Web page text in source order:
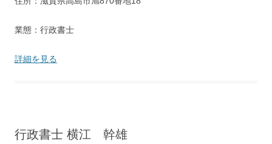
業態：行政書士
詳細を見る
行政書士 横江 幹雄